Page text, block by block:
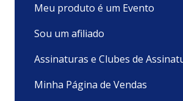
Meu produto é um Evento
Sou um afiliado
Assinaturas e Clubes de
Minha Página de Vendas